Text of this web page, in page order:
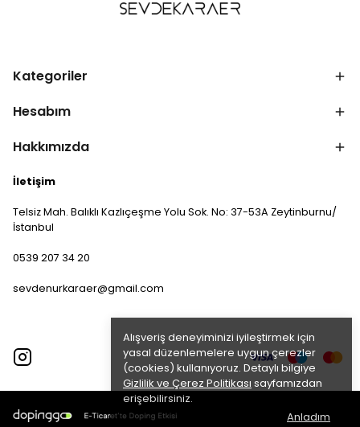
Alışveriş deneyiminizi iyileştirmek için
yasal düzenlemelere uygun çerezler
(cookies) kullanıyoruz. Detaylı bilgiye
Gizlilik ve Çerez Politikası sayfamızdan
erişebilirsiniz.
Anladım
Kategoriler
Hesabım
Hakkımızda
İletişim
Telsiz Mah. Balıklı Kazlıçeşme Yolu Sok. No: 37-53A Zeytinburnu/
İstanbul
0539 207 34 20
sevdenurkaraer@gmail.com